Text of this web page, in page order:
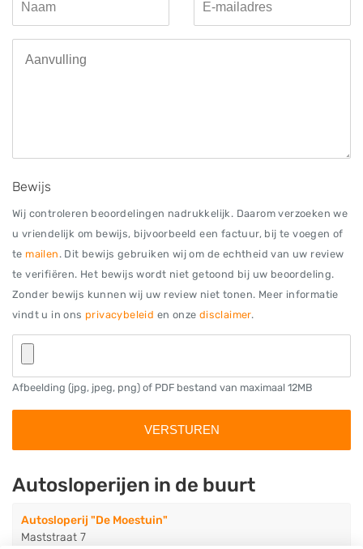
Bewijs
Wij controleren beoordelingen nadrukkelijk. Daarom verzoeken we
u vriendelijk om bewijs, bijvoorbeeld een factuur, bij te voegen of
te mailen . Dit bewijs gebruiken wij om de echtheid van uw review
te verifiëren. Het bewijs wordt niet getoond bij uw beoordeling.
Zonder bewijs kunnen wij uw review niet tonen. Meer informatie
vindt u in ons privacybeleid en onze disclaimer.
Afbeelding (jpg, jpeg, png) of PDF bestand van maximaal 12MB
Autosloperijen in de buurt
Autosloperij "De Moestuin"
Maststraat 7